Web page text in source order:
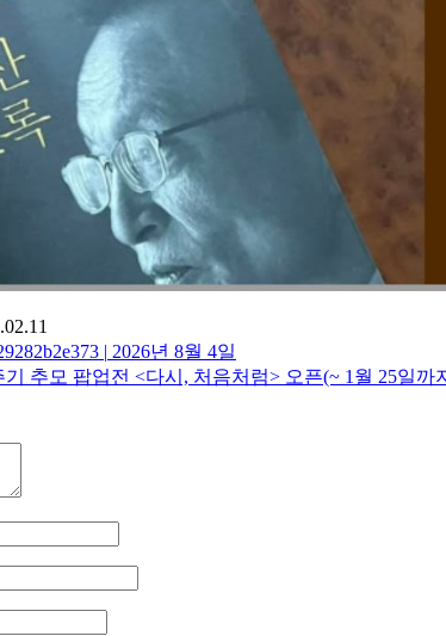
| 2026년 8월 4일
추모 팝업전 <다시, 처음처럼> 오픈(~ 1월 25일까